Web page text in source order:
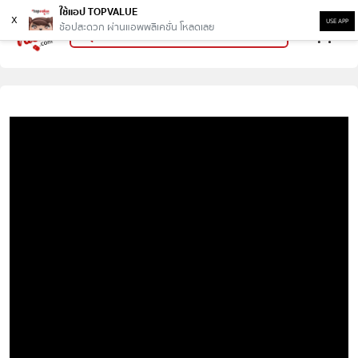
x
ใช้แอป TOPVALUE
ช้อปสะดวก ผ่านแอพพลิเคชั่น โหลดเลย
USE APP